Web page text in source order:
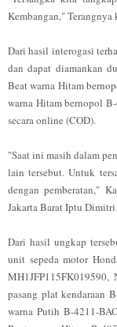
Kembangan,"
Dari hasil interogasi
dan dapat diamankan
Beat warna Hitam
warna Hitam bernopol
secara online (COD).
"Saat ini masih dalam
lain tersebut. Untuk
dengan pemberatan,"
Jakarta Barat Iptu
Dari hasil ungkap
unit sepeda motor
pasang plat kendaraan
warna Putih B-4211-